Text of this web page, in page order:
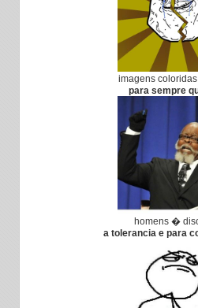
imagens
para sempre
homens �
a tolerancia e para